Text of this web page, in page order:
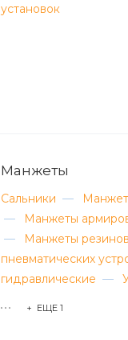
установок
Манжеты
Сальники —
—
Манжеты
—
Манжеты
пневматических
гидравлические —
+ ЕЩЕ 1